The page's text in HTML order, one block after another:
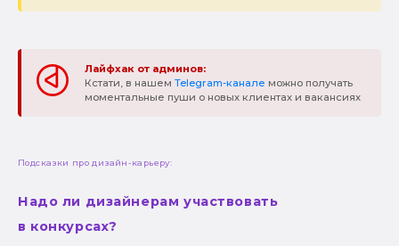
Лайфхак от админов:
Кстати, в нашем Telegram-канале можно получать
моментальные пуши о новых клиентах и вакансиях
Подсказки про дизайн-карьеру:
Надо ли дизайнерам участвовать
в конкурсах?